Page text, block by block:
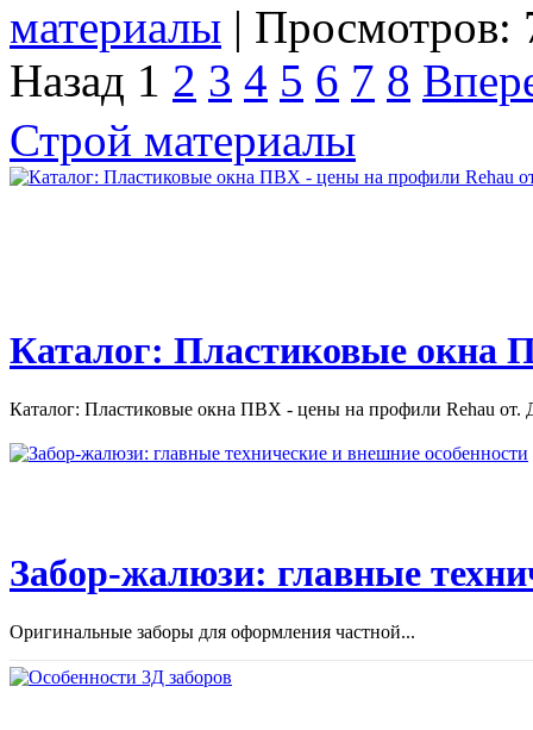
материалы | Просмотров:
Назад 1 2 3 4 5 6 7 8
Строй материалы
Каталог: Пластиковые окна
Каталог: Пластиковые окна ПВХ - цены на профили Rehau от.
Забор-жалюзи: главные
Оригинальные заборы для оформления частной...